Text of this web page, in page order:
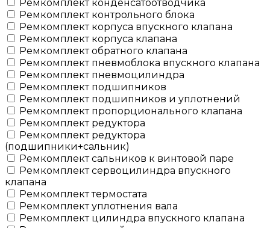
Ремкомплект конденсатоотводчика
Ремкомплект контрольного блока
Ремкомплект корпуса впускного клапана
Ремкомплект корпуса клапана
Ремкомплект обратного клапана
Ремкомплект пневмоблока впускного клапана
Ремкомплект пневмоцилиндра
Ремкомплект подшипников
Ремкомплект подшипников и уплотнений
Ремкомплект пропорционального клапана
Ремкомплект редуктора
Ремкомплект редуктора
(подшипники+сальник)
Ремкомплект сальников к винтовой паре
Ремкомплект сервоцилиндра впускного
клапана
Ремкомплект термостата
Ремкомплект уплотнения вала
Ремкомплект цилиндра впускного клапана